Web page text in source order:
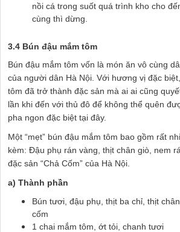
nồi cá trong suốt quá trình kho cho
cùng thì dừng.
3.4 Bún đậu mắm tôm
Bún đậu mắm tôm vốn là món ăn vô cùng
của người dân Hà Nội. Với hương vị đặc
tôm đã trở thành đặc sản mà ai ai cũng
lần khi đến với thủ đô để không thể quên
pha ngon đặc biệt tại đây.
Một “mẹt” bún đậu mắm tôm bao gồm rất
kèm: Đậu phụ rán vàng, thịt chân giò, nem
đặc sản “Chả Cốm” của Hà Nội.
a) Thành phần
Bún tươi, đậu phụ, thịt ba chỉ, thịt
cốm
1 chai mắm tôm, ớt tỏi, chanh tươi